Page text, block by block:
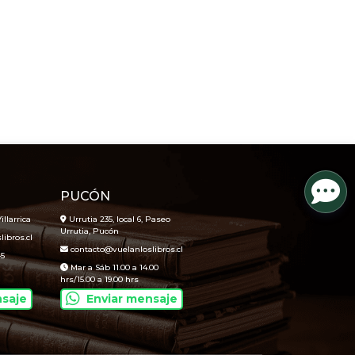
PUCÓN
Urrutia 235, local 6, Paseo
Urrutia, Pucón
contacto@vuelanloslibros.cl
Mar a Sáb 11.00 a 14.00
hrs/15.00 a 19.00 hrs
Enviar mensaje